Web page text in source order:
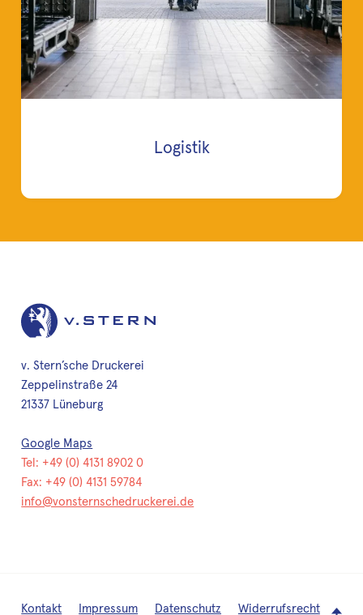
Logistik
v. Stern’sche Druckerei
Zeppelinstraße 24
21337 Lüneburg
Google Maps
Tel: +49 (0) 4131 8902 0
Fax: +49 (0) 4131 59784
info@vonsternschedruckerei.de
Kontakt Impressum Datenschutz Widerrufsrecht